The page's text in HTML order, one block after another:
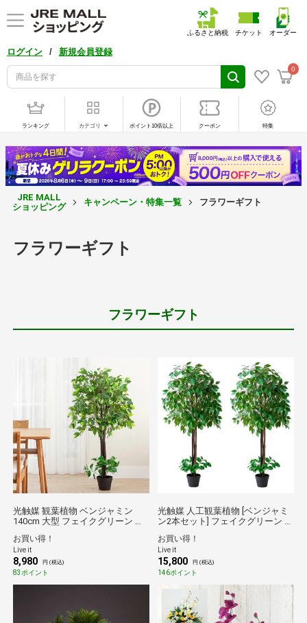
ログイン / 新規会員登録
0
ふるさと納税 チケット オーダー
ランキング カテゴリ ポイント10倍以上 クーポン 特集
JRE MALL
ショッピング
キャンペーン・特集一覧 フラワーギフト
フラワーギフト
フラワーギフト
光触媒 観葉植物 ベンジャミン
140cm 大型 フェイクグリーン 人
造花 消臭 抗菌 空気清浄 天然木 枝
ぶり調節可能 水やり不要 枯れな
い JREポイント消化
お買い得！
Live it
8,980 円 (税込)
83ポイント
光触媒 人工観葉植物 [ベンジャミ
ン2本セット] フェイクグリーン 大
お買い得！
Live it
15,800 円 (税込)
146ポイント